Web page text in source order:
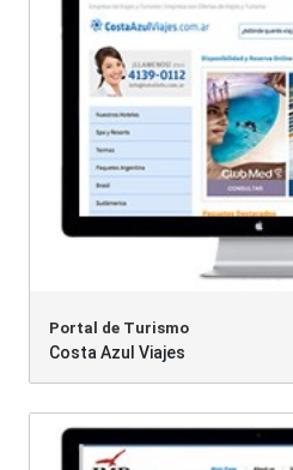
Portal de Turismo
Costa Azul Viajes